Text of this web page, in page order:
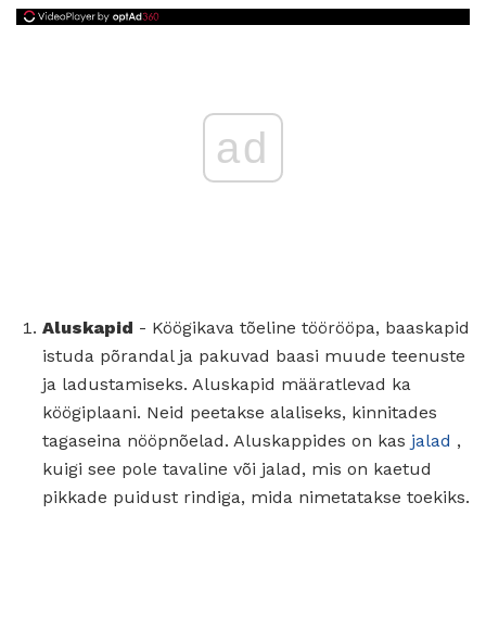
ad
Aluskapid - Köögikava tõeline töörööpa, baaskapid
istuda põrandal ja pakuvad baasi muude teenuste
ja ladustamiseks. Aluskapid määratlevad ka
köögiplaani. Neid peetakse alaliseks, kinnitades
tagaseina nööpnõelad. Aluskappides on kas jalad ,
kuigi see pole tavaline või jalad, mis on kaetud
pikkade puidust rindiga, mida nimetatakse toekiks.